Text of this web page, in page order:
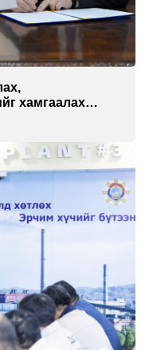
хамгаалах
сан нэгдэл” ХХК-